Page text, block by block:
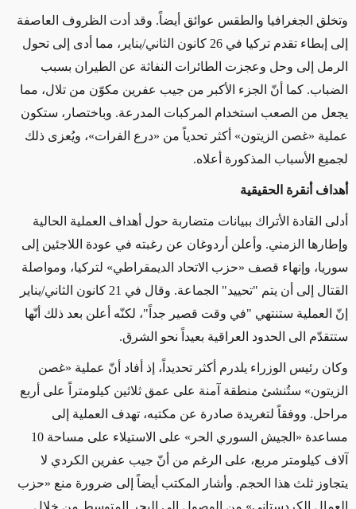
وتخلق الجغرافيا والطقس عوائق أيضاً. وقد أدت الظروف العاصفة
إلى إبطاء تقدم تركيا في 26 كانون الثاني/يناير، مما أدى إلى تحول
الرمل إلى وحل وعجزت الطائرات النفاثة عن الطيران بسبب
الضباب. كما أنّ الجزء الأكبر من جيب عفرين مكوّن من تلال، مما
يجعل من الصعب استخدام المركبات المدرعة. وباختصار، ستكون
عملية «غصن الزيتون» أكثر تحدياً من «درع الفرات»، ويُعزى ذلك
لجميع الأسباب المذكورة أعلاه.
أهداف أنقرة الحقيقية
أدلى القادة الأتراك ببيانات متضاربة حول أهداف العملية الحالية
وإطارها الزمني. وأعلن أردوغان عن رغبته في عودة اللاجئين إلى
سوريا، وإنهاء قصف «حزب الاتحاد الديمقراطي» لتركيا، ومواصلة
القتال إلى أن يتم "تحييد" الجماعة. وقال في 21 كانون الثاني/يناير
إنّ العملية ستنتهي "في وقت قصير جداً"، لكنّه أعلن بعد ذلك أنّها
ستتقدّم الى الحدود العراقية بعيداً نحو الشرق.
وكان رئيس الوزراء يلدرم أكثر تحديداً، إذ أفاد أنّ عملية «غصن
الزيتون» ستُنشئ منطقة آمنة على عمق ثلاثين كيلومتراً على أربع
مراحل. ووفقاً لتغريدة صادرة عن مكتبه، تهدف العملية إلى
مساعدة «الجيش السوري الحر» على الاستيلاء على مساحة 10
آلاف كيلومتر مربع، على الرغم من أنّ جيب عفرين الكردي لا
يتجاوز ثلث هذا الحجم. وأشار المكتب أيضاً إلى ضرورة منع «حزب
العمال الكردستاني» من الوصول الى البحر المتوسط من خلال